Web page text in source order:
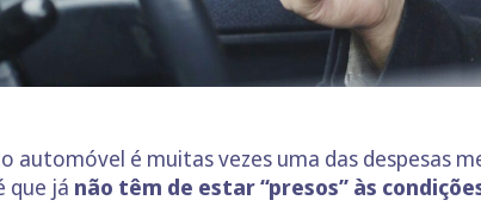
automóvel é muitas vezes uma das despesas
que já não têm de estar “presos” às